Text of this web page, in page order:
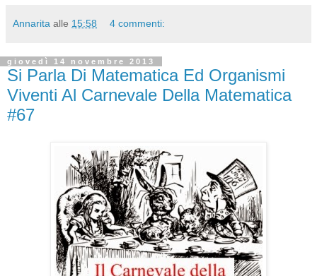
Annarita alle 15:58 4 commenti:
giovedì 14 novembre 2013
Si Parla Di Matematica Ed Organismi
Viventi Al Carnevale Della Matematica
#67